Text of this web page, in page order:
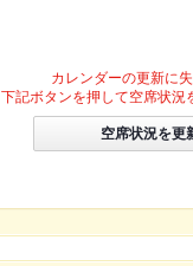
カレンダーの更新に失
下記ボタンを押して空席状況
空席状況を更